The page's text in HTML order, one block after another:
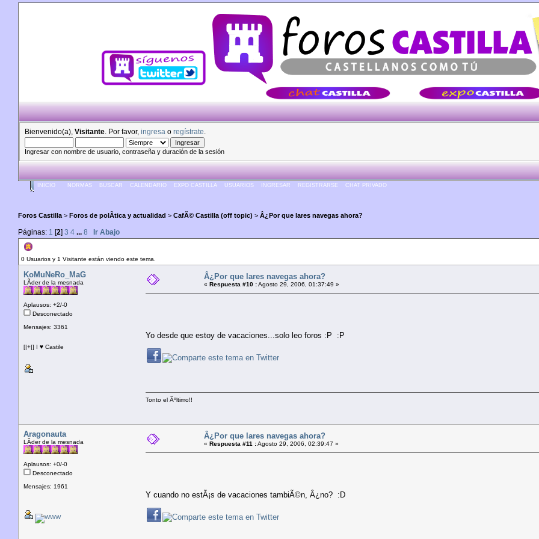
Bienvenido(a), Visitante . Por favor, ingresa o regístrate
Ingresar con nombre de usuario, contraseña y duración de la sesión
INICIO NORMAS BUSCAR CALENDARIO EXPO CASTILLA USUARIOS INGRESAR REGISTRARSE CHAT PRIVADO
Foros Castilla > Foros de polÃ­tica y actualidad > CafÃ© Castilla (off topic) > Â¿Por que lares navegas ahora?
Páginas: 1 [2] 3 4 ... 8 Ir Abajo
0 Usuarios y 1 Visitante están viendo este tema.
KoMuNeRo_MaG
LÃ­der de la mesnada
Aplausos: +2/-0
Desconectado
Mensajes: 3361
[|+|] I ♥ Castile
Â¿Por que lares navegas ahora?
« Respuesta #10 :Agosto 29, 2006, 01:37:49 »
Yo desde que estoy de vacaciones...solo leo foros :P :P
Tonto el Ãºltimo!!
Aragonauta
LÃ­der de la mesnada
Aplausos: +0/-0
Desconectado
Mensajes: 1961
Â¿Por que lares navegas ahora?
« Respuesta #11 :Agosto 29, 2006, 02:39:47 »
Y cuando no estÃ¡s de vacaciones tambiÃ©n, Â¿no? :D